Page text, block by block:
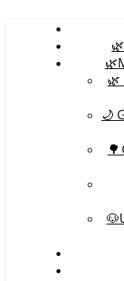
🌿
🌙